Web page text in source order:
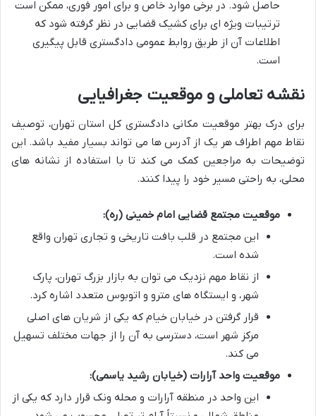
حاصل شود. در برخی موارد خاص و برای امور فوری، ممکن است
ترتیبات ویژه ای برای کشیک قضایی در نظر گرفته شود که
اطلاعات آن از طریق روابط عمومی دادگستری قابل پیگیری
است.
نقشه تعاملی و موقعیت جغرافیایی
برای درک بهتر موقعیت مکانی دادگستری کل استان تهران، توصیف
نقاط مهم اطراف هر یک از آدرس ها می تواند بسیار مفید باشد. این
توضیحات به مراجعین کمک می کند تا با استفاده از نشانه های
محلی، به راحتی مسیر خود را پیدا کنند.
موقعیت مجتمع قضایی امام خمینی (ره):
این مجتمع در قلب بافت تاریخی و تجاری تهران واقع
شده است.
از نقاط مهم نزدیک می توان به بازار بزرگ تهران، پارک
شهر، و ایستگاه های مترو و اتوبوس متعدد اشاره کرد.
قرار گرفتن در خیابان خیام که یکی از شریان های اصلی
مرکز شهر است، دسترسی به آن را از جهات مختلف تسهیل
می کند.
موقعیت واحد آرارات (خیابان رشید یاسمی):
این واحد در منطقه آرارات و محله ونک قرار دارد که یکی از